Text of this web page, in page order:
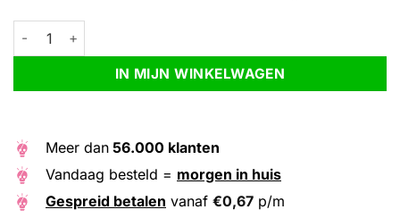
Ergotec pedalen EP-T kunststof/schuurpapier zwart aantal
IN MIJN WINKELWAGEN
Alternative:
Meer dan 56.000 klanten
Vandaag besteld = morgen in huis
Gespreid betalen vanaf €0,67 p/m